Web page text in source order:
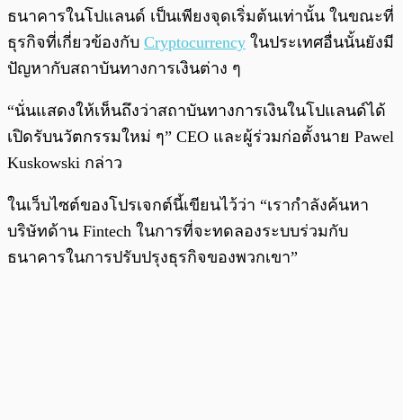
ธนาคารในโปแลนด์ เป็นเพียงจุดเริ่มต้นเท่านั้น ในขณะที่
ธุรกิจที่เกี่ยวข้องกับ Cryptocurrency ในประเทศอื่นนั้นยังมี
ปัญหากับสถาบันทางการเงินต่าง ๆ
“นั่นแสดงให้เห็นถึงว่าสถาบันทางการเงินในโปแลนด์ได้
เปิดรับนวัตกรรมใหม่ ๆ” CEO และผู้ร่วมก่อตั้งนาย Pawel
Kuskowski กล่าว
ในเว็บไซต์ของโปรเจกต์นี้เขียนไว้ว่า “เรากำลังค้นหา
บริษัทด้าน Fintech ในการที่จะทดลองระบบร่วมกับ
ธนาคารในการปรับปรุงธุรกิจของพวกเขา”